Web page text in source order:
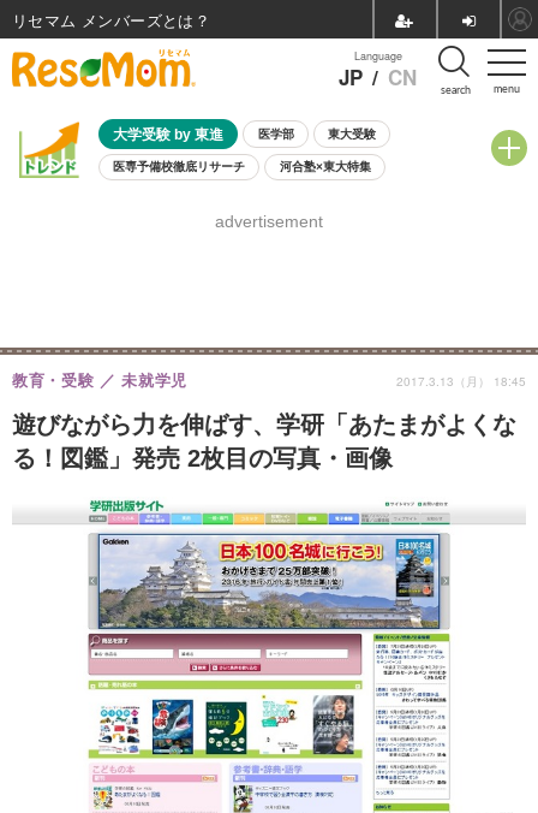
menu
Language
JP / CN search
大学受験 by 東進 医学部 東大受験
医専予備校徹底リサーチ 河合塾×東大特集
8月開催学校説明会・相談会
advertisement
遊びながら力を伸ばす、学研「あたまがよくな
る！図鑑」発売 2枚目の写真・画像
教育・受験 未就学児 2017.3.13（月） 18:45
リセマム メンバーズ